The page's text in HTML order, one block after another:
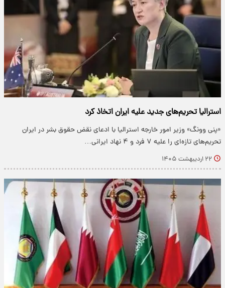
استرالیا تحریم‌های جدید علیه ایران اتخاذ کرد
«پنی وونگ» وزیر امور خارجه استرالیا با ادعای نقض حقوق بشر در ایران
تحریم‌های تازه‌ای را علیه ۷ فرد و ۴ نهاد ایرانی…
۲۲ اردیبهشت ۱۴۰۵